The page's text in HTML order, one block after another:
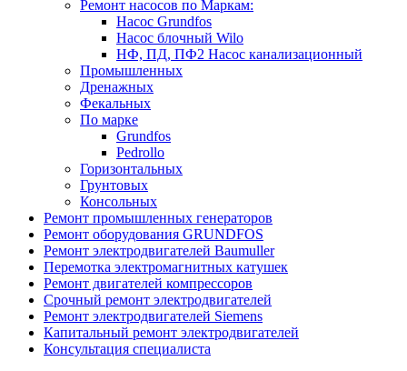
Ремонт насосов по Маркам:
Насос Grundfos
Насос блочный Wilo
НФ, ПД, ПФ2 Насос канализационный
Промышленных
Дренажных
Фекальных
По марке
Grundfos
Pedrollo
Горизонтальных
Грунтовых
Консольных
Ремонт промышленных генераторов
Ремонт оборудования GRUNDFOS
Ремонт электродвигателей Baumuller
Перемотка электромагнитных катушек
Ремонт двигателей компрессоров
Срочный ремонт электродвигателей
Ремонт электродвигателей Siemens
Капитальный ремонт электродвигателей
Консультация специалиста